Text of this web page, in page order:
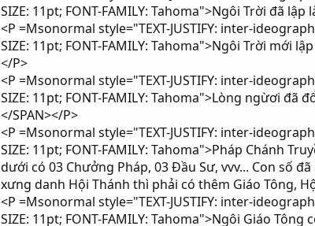
SIZE: 11pt; FONT-FAMILY: Tahoma">Ngôi Trời đã
<P =Msonormal style="TEXT-JUSTIFY: inter-
SIZE: 11pt; FONT-FAMILY: Tahoma">Ngôi Trời mới
</P>
<P =Msonormal style="TEXT-JUSTIFY: inter-
SIZE: 11pt; FONT-FAMILY: Tahoma">Lòng ngừơi
</SPAN></P>
<P =Msonormal style="TEXT-JUSTIFY: inter-
SIZE: 11pt; FONT-FAMILY: Tahoma">Pháp Chánh
dưới có 03 Chưởng Pháp, 03 Đầu Sư, vvv... Con số
xưng danh Hội Thánh thì phải có thêm Giáo Tông,
<P =Msonormal style="TEXT-JUSTIFY: inter-
SIZE: 11pt; FONT-FAMILY: Tahoma">Ngôi Giáo